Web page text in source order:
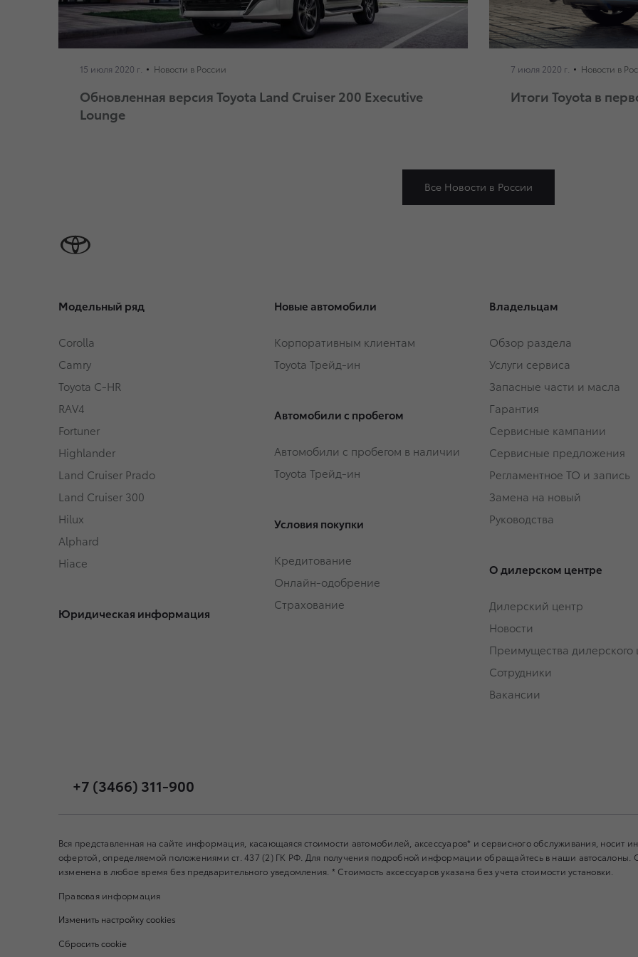
15 июля 2020 г. Новости в России
Обновленная версия Toyota Land Cruiser 200 Executive
Lounge
7 июля 2020 г. Новости в
Итоги Toyota в
Все Новости в России
Модельный ряд
Corolla
Camry
Toyota C-HR
RAV4
Fortuner
Highlander
Land Cruiser Prado
Land Cruiser 300
Hilux
Alphard
Hiace
Юридическая информация
Новые автомобили
Корпоративным клиентам
Toyota Трейд-ин
Автомобили с пробегом
Автомобили с пробегом в наличии
Toyota Трейд-ин
Условия покупки
Кредитование
Онлайн-одобрение
Страхование
Владельцам
Обзор раздела
Услуги сервиса
Запасные части и масла
Гарантия
Сервисные кампании
Сервисные предложения
Регламентное ТО и запись
Замена на новый
Руководства
О дилерском центре
Дилерский центр
Новости
Преимущества дилерского
Сотрудники
Вакансии
+7 (3466) 311-900
Вся представленная на сайте информация, касающаяся стоимости автомобилей, аксессуаров* и сервисного обслуживания, носит
офертой, определяемой положениями ст. 437 (2) ГК РФ. Для получения подробной информации обращайтесь в наши
изменена в любое время без предварительного уведомления. * Стоимость аксессуаров указана без учета стоимости установки.
Правовая информация
Изменить настройку cookies
Сбросить cookie